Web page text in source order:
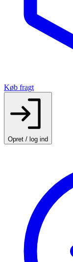
Køb fragt
Opret / log ind